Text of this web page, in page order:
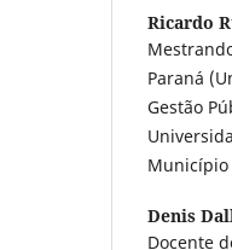
Ricardo
Paraná
Gestão
Município
Denis
Docente